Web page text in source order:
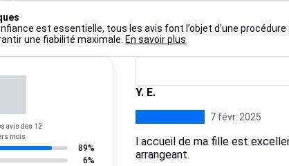
est essentielle, tous les avis font l’objet d’une
une fiabilité maximale. En savoir plus
avis des 12
mois
89%
6%
Y. E.
7 févr. 2025
l accueil de ma fille est
arrangeant.